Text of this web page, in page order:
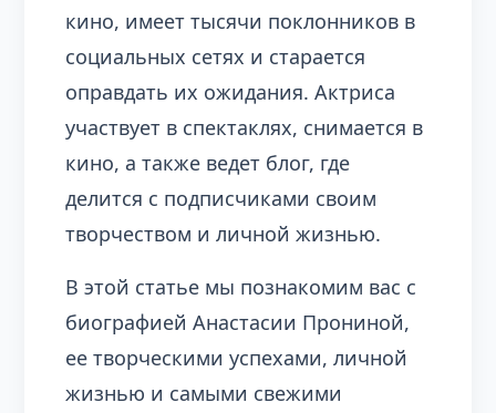
кино, имеет тысячи поклонников в
социальных сетях и старается
оправдать их ожидания. Актриса
участвует в спектаклях, снимается в
кино, а также ведет блог, где
делится с подписчиками своим
творчеством и личной жизнью.
В этой статье мы познакомим вас с
биографией Анастасии Прониной,
ее творческими успехами, личной
жизнью и самыми свежими